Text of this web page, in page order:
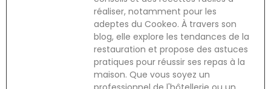
réaliser, notamment pour les
adeptes du Cookeo. À travers son
blog, elle explore les tendances de la
restauration et propose des astuces
pratiques pour réussir ses repas à la
maison. Que vous soyez un